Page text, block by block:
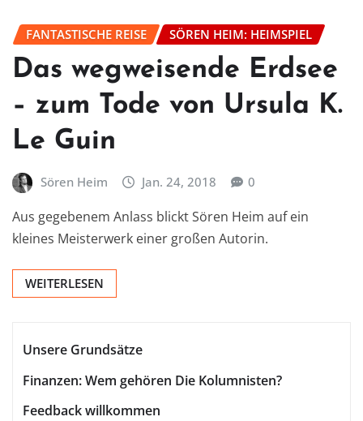
FANTASTISCHE REISE SÖREN HEIM: HEIMSPIEL
Das wegweisende Erdsee
– zum Tode von Ursula K.
Le Guin
Sören Heim Jan. 24, 2018 0
Aus gegebenem Anlass blickt Sören Heim auf ein
kleines Meisterwerk einer großen Autorin.
WEITERLESEN
Unsere Grundsätze
Finanzen: Wem gehören Die Kolumnisten?
Feedback willkommen